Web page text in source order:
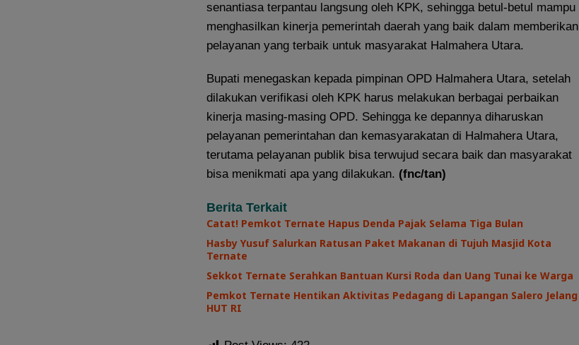
senantiasa terpantau langsung oleh KPK, sehingga betul-betul mampu
menghasilkan kinerja pemerintah daerah yang baik dalam memberikan
pelayanan yang terbaik untuk masyarakat Halmahera Utara.
Bupati menegaskan kepada pimpinan OPD Halmahera Utara, setelah
dilakukan verifikasi oleh KPK harus melakukan berbagai perbaikan
kinerja masing-masing OPD. Sehingga ke depannya diharuskan
pelayanan pemerintahan dan kemasyarakatan di Halmahera Utara,
terutama pelayanan publik bisa terwujud secara baik dan masyarakat
bisa menikmati apa yang dilakukan. (fnc/tan)
Berita Terkait
Catat! Pemkot Ternate Hapus Denda Pajak Selama Tiga Bulan
Hasby Yusuf Salurkan Ratusan Paket Makanan di Tujuh Masjid Kota
Ternate
Sekkot Ternate Serahkan Bantuan Kursi Roda dan Uang Tunai ke Warga
Pemkot Ternate Hentikan Aktivitas Pedagang di Lapangan Salero Jelang
HUT RI